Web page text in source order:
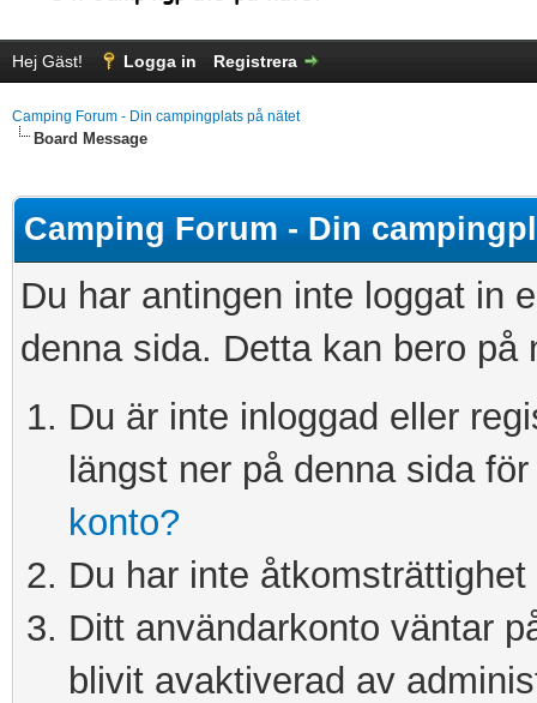
Hej Gäst! Logga in Registrera
Camping Forum - Din campingplats på nätet
Board Message
Camping Forum - Din
Du har antingen inte loggat in
denna sida. Detta kan bero
Du är inte inloggad eller
längst ner på denna sida
konto?
Du har inte
Ditt användarkonto väntar
blivit avaktiverad av